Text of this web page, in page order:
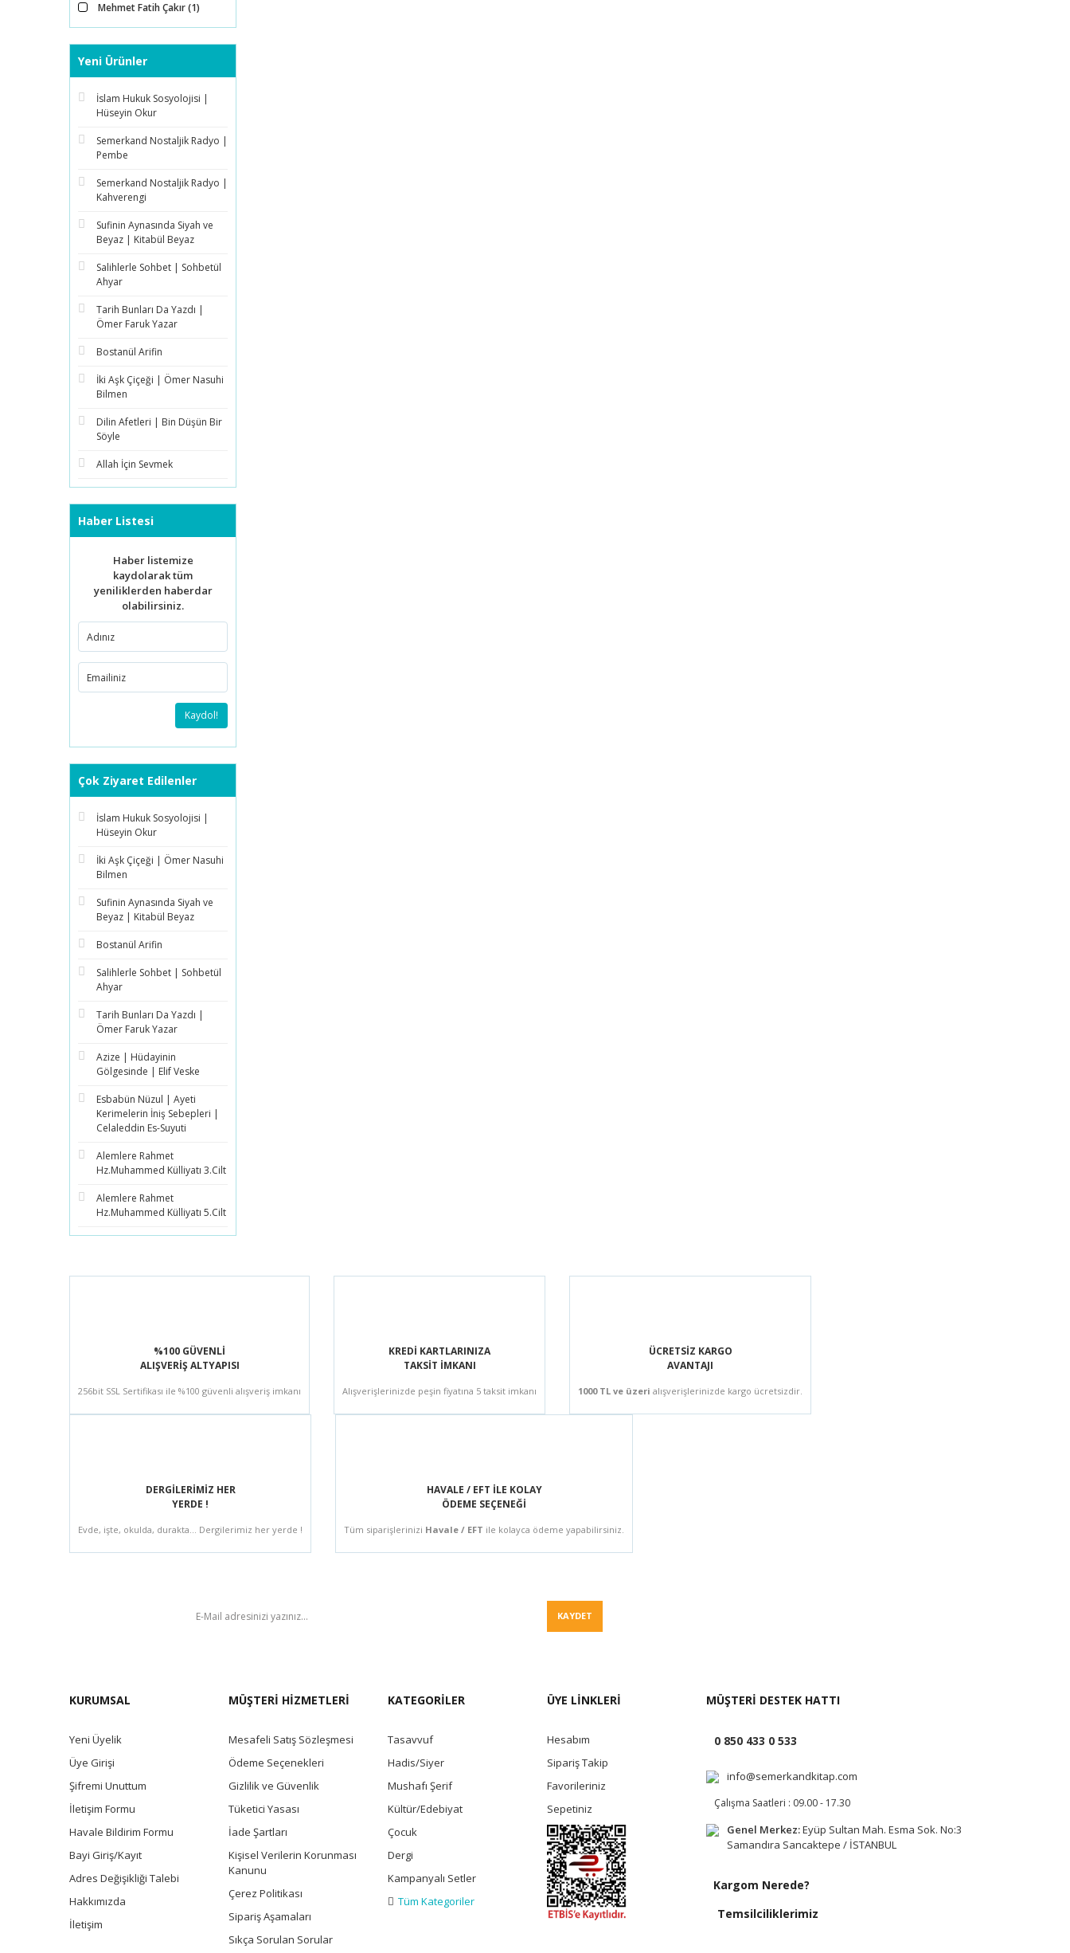
Mehmet Fatih Çakır (1)
Yeni Ürünler
İslam Hukuk Sosyolojisi |
Hüseyin Okur
Semerkand Nostaljik Radyo |
Pembe
Semerkand Nostaljik Radyo |
Kahverengi
Sufinin Aynasında Siyah ve
Beyaz | Kitabül Beyaz
Salihlerle Sohbet | Sohbetül
Ahyar
Tarih Bunları Da Yazdı |
Ömer Faruk Yazar
Bostanül Arifin
İki Aşk Çiçeği | Ömer Nasuhi
Bilmen
Dilin Afetleri | Bin Düşün Bir
Söyle
Allah İçin Sevmek
Haber Listesi
Haber listemize
kaydolarak tüm
yeniliklerden haberdar
olabilirsiniz.
Kaydol!
Çok Ziyaret Edilenler
İslam Hukuk Sosyolojisi |
Hüseyin Okur
İki Aşk Çiçeği | Ömer Nasuhi
Bilmen
Sufinin Aynasında Siyah ve
Beyaz | Kitabül Beyaz
Bostanül Arifin
Salihlerle Sohbet | Sohbetül
Ahyar
Tarih Bunları Da Yazdı |
Ömer Faruk Yazar
Azize | Hüdayinin
Gölgesinde | Elif Veske
Esbabün Nüzul | Ayeti
Kerimelerin İniş Sebepleri |
Celaleddin Es-Suyuti
Alemlere Rahmet
Hz.Muhammed Külliyatı 3.Cilt
Alemlere Rahmet
Hz.Muhammed Külliyatı 5.Cilt
%100 GÜVENLİ
ALIŞVERİŞ ALTYAPISI
256bit SSL Sertifikası ile %100 güvenli alışveriş imkanı
KREDİ KARTLARINIZA
TAKSİT İMKANI
Alışverişlerinizde peşin fiyatına 5 taksit imkanı
ÜCRETSİZ KARGO
AVANTAJI
1000 TL ve üzeri alışverişlerinizde kargo ücretsizdir.
DERGİLERİMİZ HER
YERDE !
Evde, işte, okulda, durakta... Dergilerimiz her yerde !
HAVALE / EFT İLE KOLAY
ÖDEME SEÇENEĞİ
Tüm siparişlerinizi Havale / EFT ile kolayca ödeme yapabilirsiniz.
KAYDET
KURUMSAL
Yeni Üyelik
Üye Girişi
Şifremi Unuttum
İletişim Formu
Havale Bildirim Formu
Bayi Giriş/Kayıt
Adres Değişikliği Talebi
Hakkımızda
İletişim
MÜŞTERİ HİZMETLERİ
Mesafeli Satış Sözleşmesi
Ödeme Seçenekleri
Gizlilik ve Güvenlik
Tüketici Yasası
İade Şartları
Kişisel Verilerin Korunması
Kanunu
Çerez Politikası
Sipariş Aşamaları
Sıkça Sorulan Sorular
KATEGORİLER
Tasavvuf
Hadis/Siyer
Mushafı Şerif
Kültür/Edebiyat
Çocuk
Dergi
Kampanyalı Setler
Tüm Kategoriler
ÜYE LİNKLERİ
Hesabım
Sipariş Takip
Favorileriniz
Sepetiniz
MÜŞTERİ DESTEK HATTI
0 850 433 0 533
info@semerkandkitap.com
Çalışma Saatleri : 09.00 - 17.30
Genel Merkez:Eyüp Sultan Mah. Esma Sok. No:3
Samandıra Sancaktepe / İSTANBUL
Kargom Nerede?
Temsilciliklerimiz